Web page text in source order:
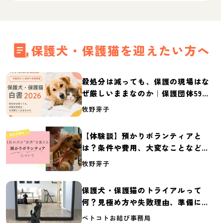
保護犬・保護猫を迎えたい方へ
殺処分は減っても、保護の現場はな
ぜ厳しいままなのか｜保護団体59団
体の実態調査【保護犬・保護猫白書
牧野芽子
【体験談】預かりボランティアと
は？条件や費用、大変なことなど紹
介
牧野芽子
保護犬・保護猫のトライアルって
何？見極め方や失敗理由、準備に必
要なものを紹介
ペトコトお結び事務局